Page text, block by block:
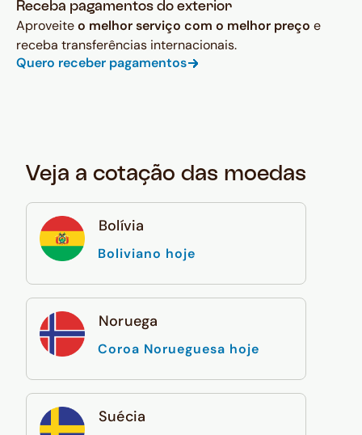
Receba pagamentos do exterior
Aproveiteo melhor serviço com o melhor preço e
receba transferências internacionais.
Quero receber pagamentos
Veja a cotação das moedas
Bolívia
Boliviano hoje
Noruega
Coroa Norueguesa hoje
Suécia